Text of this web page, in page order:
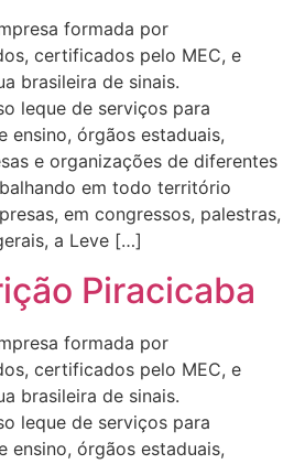
formada por
certificados pelo MEC, e
brasileira de sinais.
leque de serviços para
ensino, órgãos estaduais,
e organizações de diferentes
em todo território
em congressos, palestras,
a Leve […]
Piracicaba
formada por
certificados pelo MEC, e
brasileira de sinais.
leque de serviços para
ensino, órgãos estaduais,